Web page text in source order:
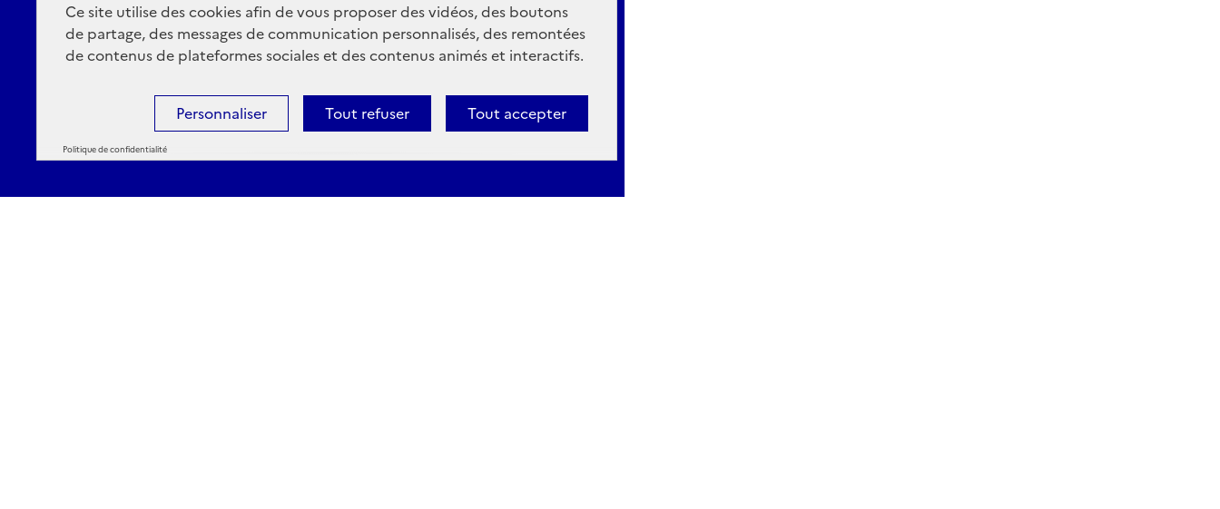
Ce site utilise des cookies afin de vous proposer des vidéos, des boutons
de partage, des messages de communication personnalisés, des remontées
de contenus de plateformes sociales et des contenus animés et interactifs.
Tout accepter
Tout refuser
Personnaliser
Politique de confidentialité